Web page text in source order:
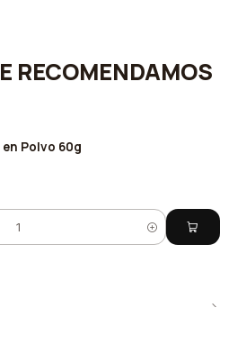
RECOMENDAMOS
Polvo 60g